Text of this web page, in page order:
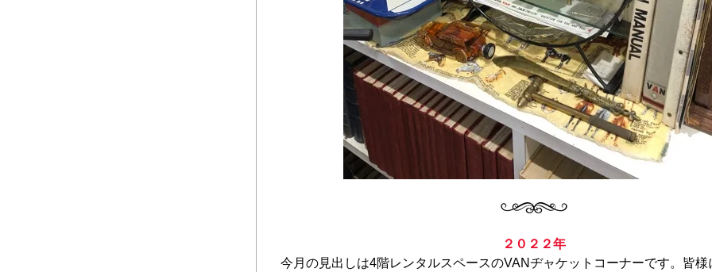
２０２２年
今月の見出しは4階レンタルスペースのVANヂャケットコーナーです。皆様